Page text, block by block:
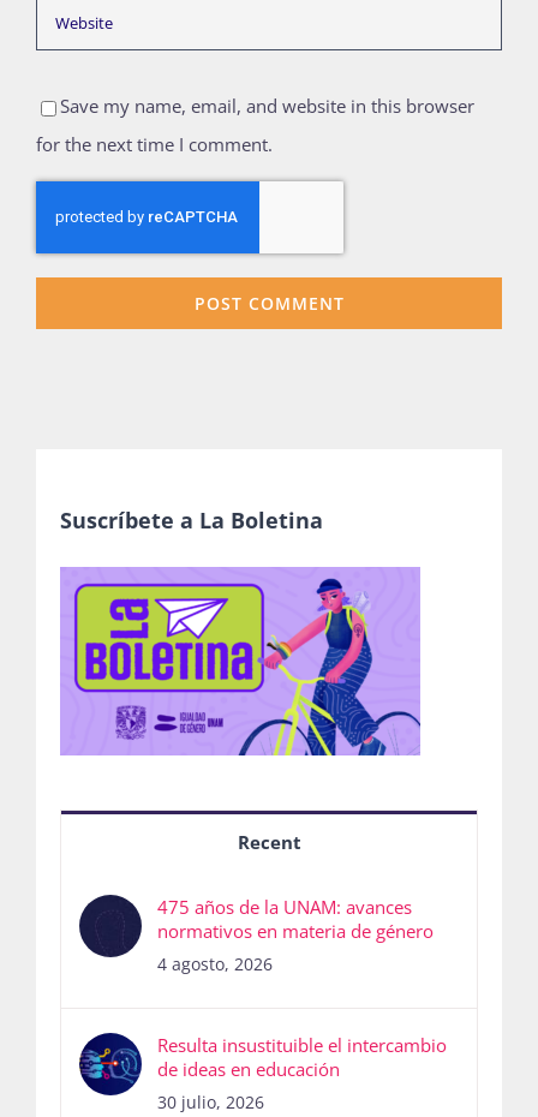
Save my name, email, and website in this browser
for the next time I comment.
Suscríbete a La Boletina
Recent
475 años de la UNAM: avances
normativos en materia de género
4 agosto, 2026
Resulta insustituible el intercambio
de ideas en educación
30 julio, 2026